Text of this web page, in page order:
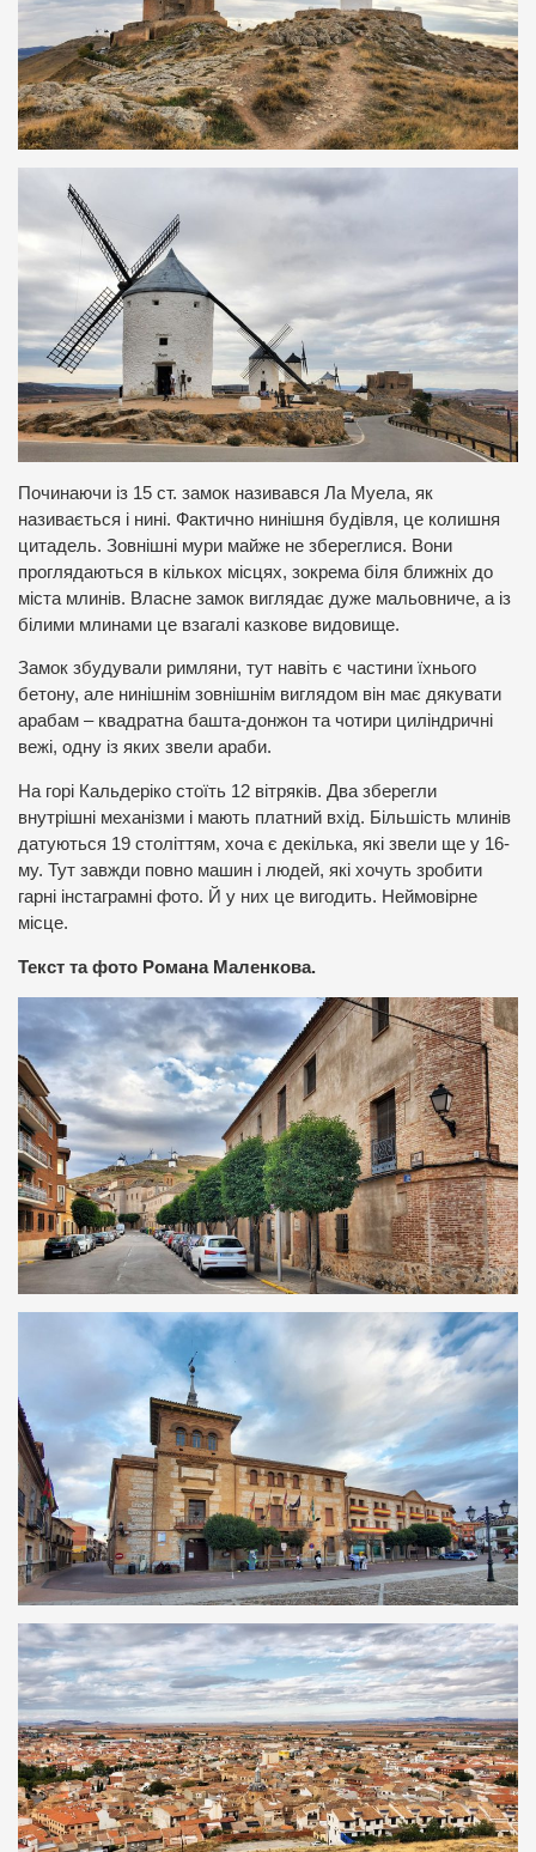
Починаючи із 15 ст. замок називався Ла Муела, як
називається і нині. Фактично нинішня будівля, це колишня
цитадель. Зовнішні мури майже не збереглися. Вони
проглядаються в кількох місцях, зокрема біля ближніх до
міста млинів. Власне замок виглядає дуже мальовниче, а із
білими млинами це взагалі казкове видовище.
Замок збудували римляни, тут навіть є частини їхнього
бетону, але нинішнім зовнішнім виглядом він має дякувати
арабам – квадратна башта-донжон та чотири циліндричні
вежі, одну із яких звели араби.
На горі Кальдеріко стоїть 12 вітряків. Два зберегли
внутрішні механізми і мають платний вхід. Більшість млинів
датуються 19 століттям, хоча є декілька, які звели ще у 16-
му. Тут завжди повно машин і людей, які хочуть зробити
гарні інстаграмні фото. Й у них це вигодить. Неймовірне
місце.
Текст та фото Романа Маленкова.